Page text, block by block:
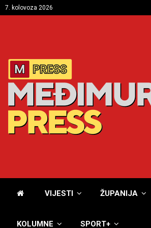
7. kolovoza 2026
VIJESTI ŽUPANIJA
KOLUMNE SPORT+